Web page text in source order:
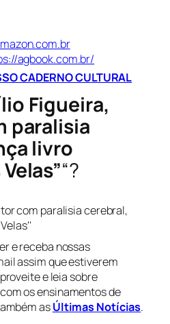
agbook.com.br/
CADERNO CULTURAL
Figueira,
paralisia
livro
“?
e receba nossas
assim que estiverem
e leia sobre
os ensinamentos de
asÚltimas Notícias.